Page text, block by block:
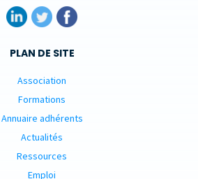
PLAN DE SITE
Association
Formations
Annuaire adhérents
Actualités
Ressources
Emploi